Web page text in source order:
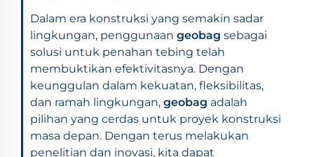
Dalam era konstruksi yang semakin sadar
lingkungan, penggunaan geobag sebagai
solusi untuk penahan tebing telah
membuktikan efektivitasnya. Dengan
keunggulan dalam kekuatan, fleksibilitas,
dan ramah lingkungan, geobag adalah
pilihan yang cerdas untuk proyek konstruksi
masa depan. Dengan terus melakukan
penelitian dan inovasi, kita dapat